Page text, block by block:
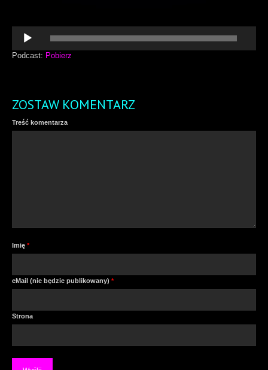
Odtwarzacz
plików
dźwiękowych
Podcast: Pobierz
ZOSTAW KOMENTARZ
Treść komentarza
Imię *
eMail (nie będzie publikowany) *
Strona